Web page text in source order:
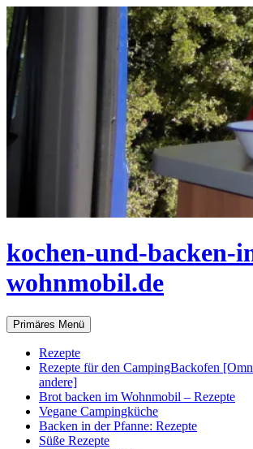
Zum
Inhalt
springen
kochen-und-backen-
wohnmobil.de
Suchen
Primäres Menü
Rezepte
Rezepte für den CampingBackofen
andere]
Brot backen im Wohnmobil – Rezepte
Vegane Campingküche
Backen in der Pfanne: Rezepte
Süße Rezepte